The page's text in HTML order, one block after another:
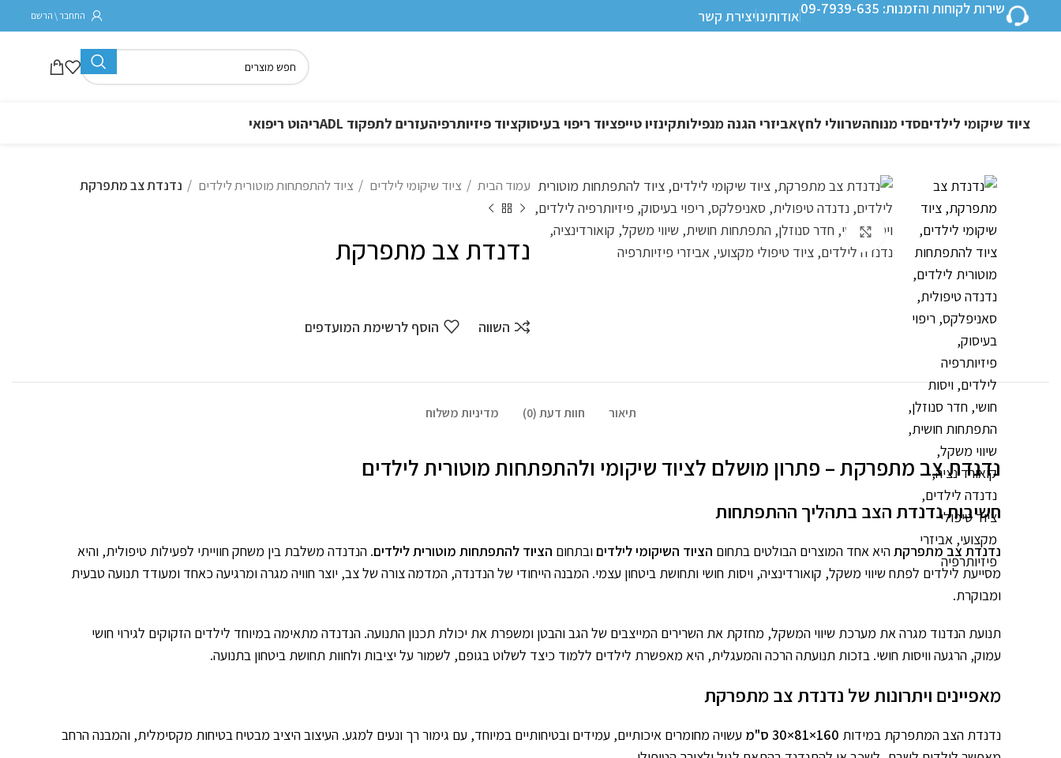
שירות לקוחות והזמנות: 09-7939-635 אודותינויצירת קשר התחבר \ הרשם
ציוד שיקומי לילדיםסדי מנוחהשרוולי לחץאביזרי הגנה מנפילותקינזיו טייפציוד ריפוי בעיסוקציוד פיזיותרפיהעזרים לתפקוד ADL ריהוט ריפואי
לחצו להגדלה
עמוד הבית ציוד שיקומי לילדים ציוד להתפתחות מוטורית לילדים נדנדת צב מתפרקת
נדנדת צב מתפרקת
השווה הוסף לרשימת המועדפים
תיאור חוות דעת (0) מדיניות משלוח
נדנדת צב מתפרקת – פתרון מושלם לציוד שיקומי ולהתפתחות מוטורית לילדים
חשיבות נדנדת הצב בתהליך ההתפתחות
נדנדת צב מתפרקתהיא אחד המוצרים הבולטים בתחום הציוד השיקומי לילדים ובתחום הציוד להתפתחות מוטורית לילדים. הנדנדה משלבת בין משחק חווייתי לפעילות טיפולית, והיא
מסייעת לילדים לפתח שיווי משקל, קואורדינציה, ויסות חושי ותחושת ביטחון עצמי. המבנה הייחודי של הנדנדה, המדמה צורה של צב, יוצר חוויה מגרה ומרגיעה כאחד ומעודד תנועה טבעית
ומבוקרת.
תנועת הנדנוד מגרה את מערכת שיווי המשקל, מחזקת את השרירים המייצבים של הגב והבטן ומשפרת את יכולת תכנון התנועה. הנדנדה מתאימה במיוחד לילדים הזקוקים לגירוי חושי
עמוק, הרגעה וויסות חושי. בזכות תנועתה הרכה והמעגלית, היא מאפשרת לילדים ללמוד כיצד לשלוט בגופם, לשמור על יציבות ולחוות תחושת ביטחון בתנועה.
מאפיינים ויתרונות של נדנדת צב מתפרקת
נדנדת הצב המתפרקת במידות 160×81×30 ס"מ
עשויה מחומרים איכותיים, עמידים ובטיחותיים במיוחד, עם גימור רך ונעים למגע. העיצוב היציב מבטיח בטיחות מקסימלית, והמבנה הרחב